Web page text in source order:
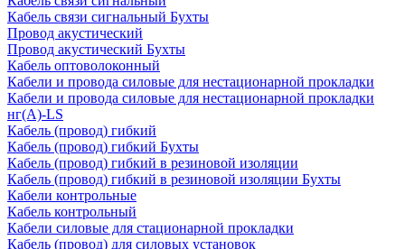
Кабель связи сигнальный Бухты
Провод акустический
Провод акустический Бухты
Кабель оптоволоконный
Кабели и провода силовые для нестационарной прокладки
Кабели и провода силовые для нестационарной прокладки
нг(А)-LS
Кабель (провод) гибкий
Кабель (провод) гибкий Бухты
Кабель (провод) гибкий в резиновой изоляции
Кабель (провод) гибкий в резиновой изоляции Бухты
Кабели контрольные
Кабель контрольный
Кабели силовые для стационарной прокладки
Кабель (провод) для силовых установок